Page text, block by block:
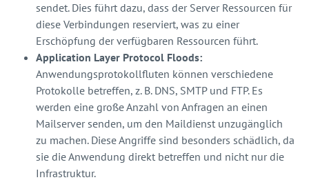
sendet. Dies führt dazu, dass der Server Ressourcen für
diese Verbindungen reserviert, was zu einer
Erschöpfung der verfügbaren Ressourcen führt.
Application Layer Protocol Floods:
Anwendungsprotokollfluten können verschiedene
Protokolle betreffen, z. B. DNS, SMTP und FTP. Es
werden eine große Anzahl von Anfragen an einen
Mailserver senden, um den Maildienst unzugänglich
zu machen. Diese Angriffe sind besonders schädlich, da
sie die Anwendung direkt betreffen und nicht nur die
Infrastruktur.